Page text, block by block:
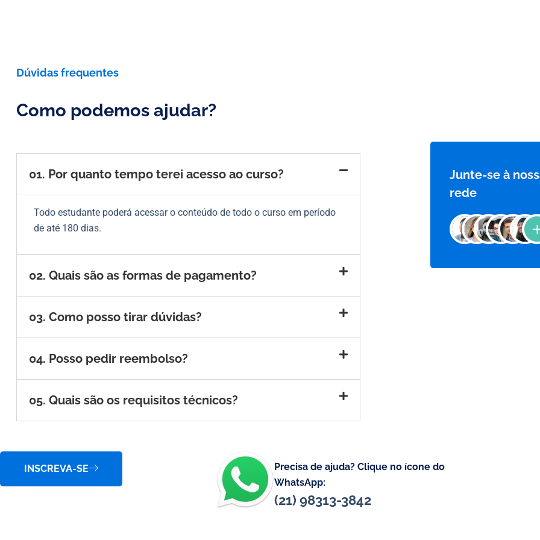
Dúvidas frequentes
Como podemos ajudar?
01. Por quanto tempo terei acesso ao curso?
Todo estudante poderá acessar o conteúdo de todo o curso em período
de até 180 dias.
02. Quais são as formas de pagamento?
03. Como posso tirar dúvidas?
04. Posso pedir reembolso?
05. Quais são os requisitos técnicos?
Junte-se à
rede
INSCREVA-SE
Precisa de ajuda? Clique no ícone do
WhatsApp:
(21) 98313-3842